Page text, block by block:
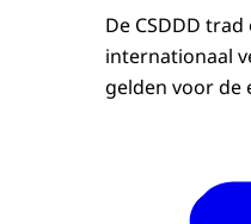
De CSDDD
internationaal
gelden voor de